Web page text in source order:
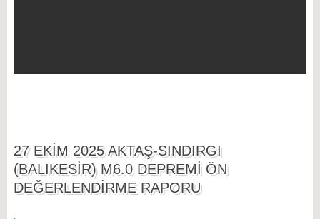
27 EKİM 2025 AKTAŞ-SINDIRGI
(BALIKESİR) M6.0 DEPREMİ ÖN
DEĞERLENDİRME RAPORU